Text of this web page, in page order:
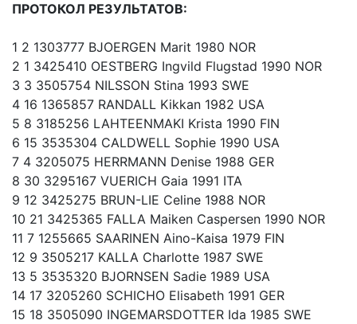
ПРОТОКОЛ РЕЗУЛЬТАТОВ:
1 2 1303777 BJOERGEN Marit 1980 NOR
2 1 3425410 OESTBERG Ingvild Flugstad 1990 NOR
3 3 3505754 NILSSON Stina 1993 SWE
4 16 1365857 RANDALL Kikkan 1982 USA
5 8 3185256 LAHTEENMAKI Krista 1990 FIN
6 15 3535304 CALDWELL Sophie 1990 USA
7 4 3205075 HERRMANN Denise 1988 GER
8 30 3295167 VUERICH Gaia 1991 ITA
9 12 3425275 BRUN-LIE Celine 1988 NOR
10 21 3425365 FALLA Maiken Caspersen 1990 NOR
11 7 1255665 SAARINEN Aino-Kaisa 1979 FIN
12 9 3505217 KALLA Charlotte 1987 SWE
13 5 3535320 BJORNSEN Sadie 1989 USA
14 17 3205260 SCHICHO Elisabeth 1991 GER
15 18 3505090 INGEMARSDOTTER Ida 1985 SWE